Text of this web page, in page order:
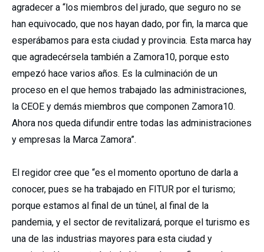
agradecer a “los miembros del jurado, que seguro no se
han equivocado, que nos hayan dado, por fin, la marca que
esperábamos para esta ciudad y provincia. Esta marca hay
que agradecérsela también a Zamora10, porque esto
empezó hace varios años. Es la culminación de un
proceso en el que hemos trabajado las administraciones,
la CEOE y demás miembros que componen Zamora10.
Ahora nos queda difundir entre todas las administraciones
y empresas la Marca Zamora”.
El regidor cree que “es el momento oportuno de darla a
conocer, pues se ha trabajado en FITUR por el turismo;
porque estamos al final de un túnel, al final de la
pandemia, y el sector de revitalizará, porque el turismo es
una de las industrias mayores para esta ciudad y